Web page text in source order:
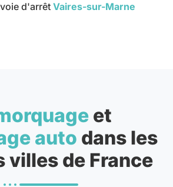
d'arrêt Vaires-sur-Marne
et
auto dans les
villes de France